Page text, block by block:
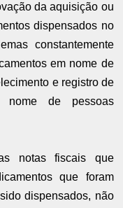
da aquisição ou
dispensados no
constantemente
em nome de
e registro de
nome de pessoas
notas fiscais que
que foram
dispensados, não